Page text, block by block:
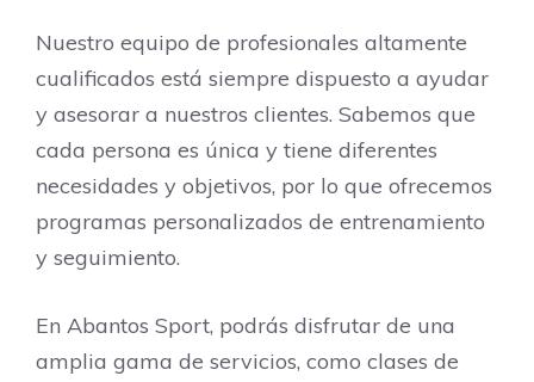
Nuestro equipo de profesionales altamente
cualificados está siempre dispuesto a ayudar
y asesorar a nuestros clientes. Sabemos que
cada persona es única y tiene diferentes
necesidades y objetivos, por lo que ofrecemos
programas personalizados de entrenamiento
y seguimiento.
En Abantos Sport, podrás disfrutar de una
amplia gama de servicios, como clases de